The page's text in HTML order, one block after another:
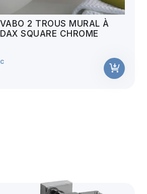
2 TROUS MURAL À
SQUARE CHROME